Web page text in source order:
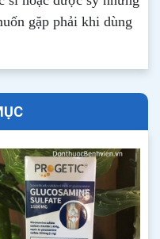
gặp phải khi dùng